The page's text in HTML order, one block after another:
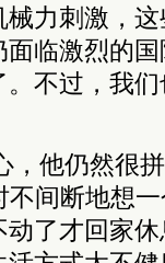
力刺激，
临激烈的
不过，我
，他仍然很
间断地想
了才回家